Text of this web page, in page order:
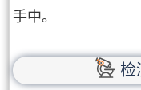
手中。
检